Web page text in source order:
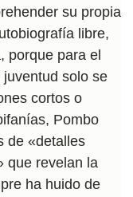
su propia
libre,
porque para el
solo se
cortos o
Pombo
de «detalles
que revelan la
ha huido de